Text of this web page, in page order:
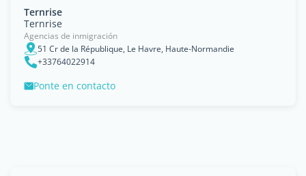
Ternrise
Ternrise
Agencias de inmigración
51 Cr de la République, Le Havre, Haute-Normandie
+33764022914
Ponte en contacto